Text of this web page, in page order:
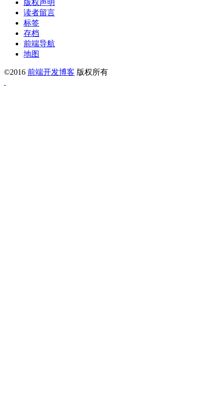
版权声明
读者留言
标签
存档
前端导航
地图
©2016 前端开发博客 版权所有